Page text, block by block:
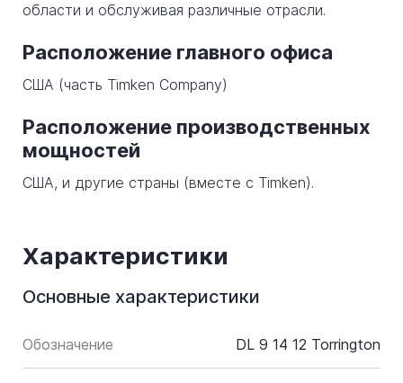
области и обслуживая различные отрасли.
Расположение главного офиса
США (часть Timken Company)
Расположение производственных
мощностей
США, и другие страны (вместе с Timken).
Характеристики
Основные характеристики
Обозначение DL 9 14 12 Torrington